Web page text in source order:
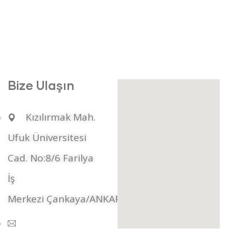
Bize Ulaşın
Kızılırmak Mah.
Ufuk Üniversitesi
Cad. No:8/6 Farilya
İş
Merkezi Çankaya/ANKARA